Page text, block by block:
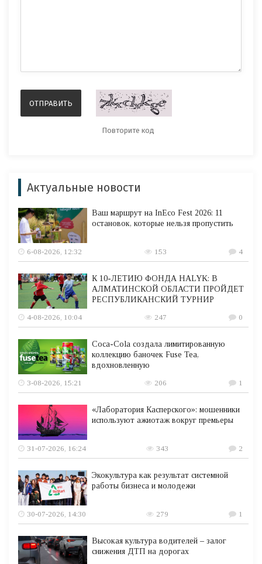
Актуальные новости
Ваш маршрут на InEco Fest 2026: 11
остановок, которые нельзя пропустить
6-08-2026, 12:32 153 4
К 10-ЛЕТИЮ ФОНДА HALYK: В
АЛМАТИНСКОЙ ОБЛАСТИ ПРОЙДЕТ
РЕСПУБЛИКАНСКИЙ ТУРНИР
4-08-2026, 10:04
247 0
Coca-Cola создала лимитированную
коллекцию баночек Fuse Tea,
вдохновленную
3-08-2026, 15:21
206 1
«Лаборатория Касперского»: мошенники
используют ажиотаж вокруг премьеры
31-07-2026, 16:24 343 2
Экокультура как результат системной
работы бизнеса и молодежи
30-07-2026, 14:30 279 1
Высокая культура водителей – залог
снижения ДТП на дорогах